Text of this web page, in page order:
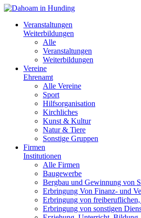
Veranstaltungen
Weiterbildungen
Alle
Veranstaltungen
Weiterbildungen
Vereine
Ehrenamt
Alle Vereine
Sport
Hilfsorganisation
Kirchliches
Kunst & Kultur
Natur & Tiere
Sonstige Gruppen
Firmen
Institutionen
Alle Firmen
Baugewerbe
Bergbau und Gewinnung von
Erbringung Von Finanz- und
Erbringung von
Erbringung von sonstigen